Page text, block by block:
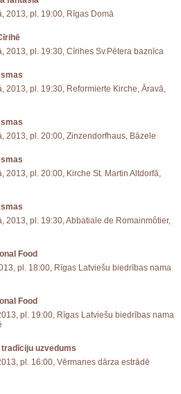
2013, pl. 19:00, Rīgas Domā
2013, pl. 19:30, Cīrihes Sv.Pētera baznīca
2013, pl. 19:30, Reformierte Kirche, Āravā,
2013, pl. 20:00, Zinzendorfhaus, Bāzele
2013, pl. 20:00, Kirche St. Martin Altdorfā,
2013, pl. 19:30, Abbatiale de Romainmôtier,
Food
pl. 18:00, Rīgas Latviešu biedrības nama
Food
pl. 19:00, Rīgas Latviešu biedrības nama
uzvedums
pl. 16:00, Vērmanes dārza estrādē